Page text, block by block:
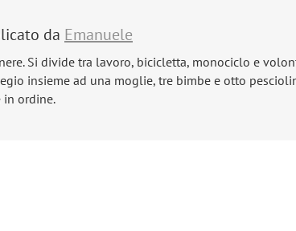
da Emanuele
Si divide tra lavoro, bicicletta, monociclo e
insieme ad una moglie, tre bimbe e otto
in ordine.